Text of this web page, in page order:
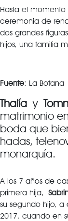
Hasta el
ceremonia de
dos grandes
hijos, una familia
Fuente: La Botana
Thalía y
matrimonio
boda que
hadas,
monarquía.
A los 7 años de
primera hija,
su segundo hijo, a
2017, cuando en